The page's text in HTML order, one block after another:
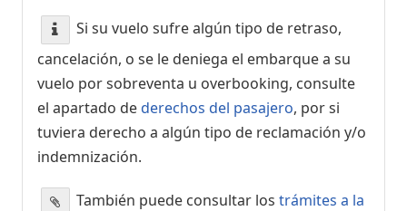
Si su vuelo sufre algún tipo de retraso,
cancelación, o se le deniega el embarque a su
vuelo por sobreventa u overbooking, consulte
el apartado dederechos del pasajero, por si
tuviera derecho a algún tipo de reclamación y/o
indemnización.
También puede consultar los trámites a la